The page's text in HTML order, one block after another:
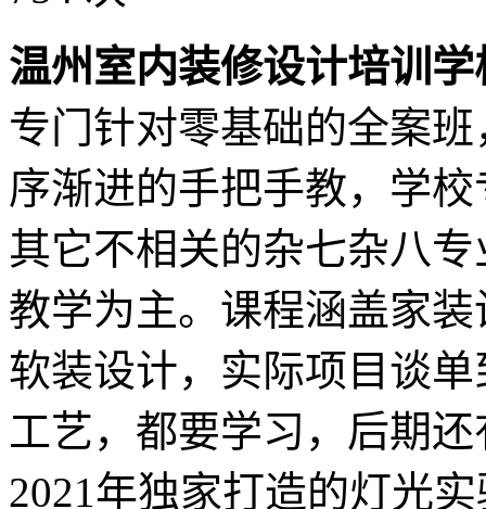
温州室内装修设计培训
专门针对零基础的全案
序渐进的手把手教，学
其它不相关的杂七杂八
教学为主。课程涵盖家
软装设计，实际项目谈
工艺，都要学习，后期
2021年独家打造的灯光